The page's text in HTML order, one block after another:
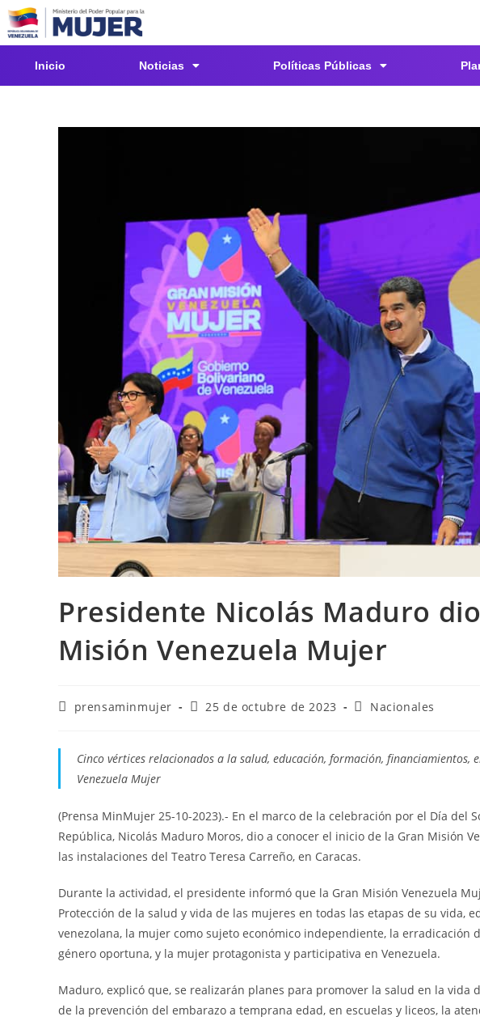
Inicio Noticias Políticas Públicas
Presidente Nicolás Maduro
Misión Venezuela Mujer
prensaminmujer 25 de octubre de 2023 Nacionales
Cinco vértices relacionados a la salud, educación, formación,
Venezuela Mujer
(Prensa MinMujer 25-10-2023).- En el marco de la celebración por el Día del
República, Nicolás Maduro Moros, dio a conocer el inicio de la Gran Misión
las instalaciones del Teatro Teresa Carreño, en Caracas.
Durante la actividad, el presidente informó que la Gran Misión Venezuela
Protección de la salud y vida de las mujeres en todas las etapas de su vida,
venezolana, la mujer como sujeto económico independiente, la erradicación
género oportuna, y la mujer protagonista y participativa en Venezuela.
Maduro, explicó que, se realizarán planes para promover la salud en la vida
de la prevención del embarazo a temprana edad, en escuelas y liceos, la